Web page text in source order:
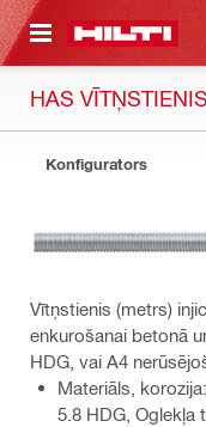
SATURU
HAS VĪTŅSTIENIS
Konfigurators
Vītņstienis (metrs)
enkurošanai betonā
HDG, vai A4
Materiāls,
5.8 HDG, Oglekļa